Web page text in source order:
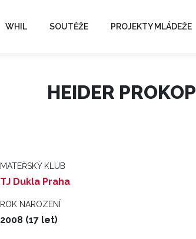
WHIL SOUTĚŽE PROJEKTY MLÁDEŽE
HEIDER PROKOP
MATEŘSKÝ KLUB
TJ Dukla Praha
ROK NAROZENÍ
2008 (17 let)